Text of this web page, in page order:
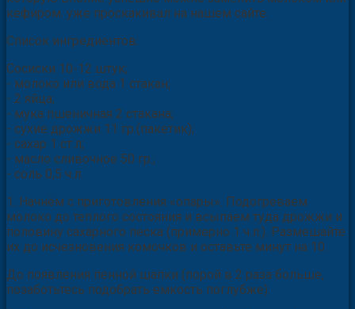
кефиром. уже проскакивал на нашем сайте.
Список ингредиентов:
Сосиски 10-12 штук;
- молоко или вода 1 стакан;
- 2 яйца;
- мука пшеничная 2 стакана;
- сухие дрожжи 11 гр.(пакетик);
- сахар 1 ст.л;
- масло сливочное 50 гр.;
- соль 0,5 ч.л.
1. Начнём с приготовления «опары». Подогреваем
молоко до теплого состояния и всыпаем туда дрожжи и
половину сахарного песка (примерно 1 ч.л.). Размешайте
их до исчезновения комочков и оставьте минут на 10.
До появления пенной шапки (порой в 2 раза больше,
позаботьтесь подобрать емкость поглубже).